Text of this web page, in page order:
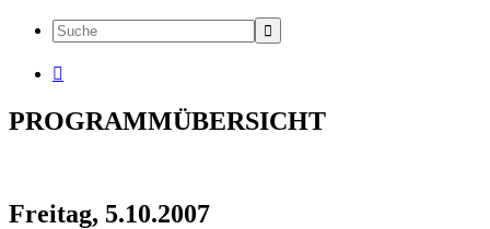

PROGRAMMÜBERSICHT
Freitag, 5.10.2007